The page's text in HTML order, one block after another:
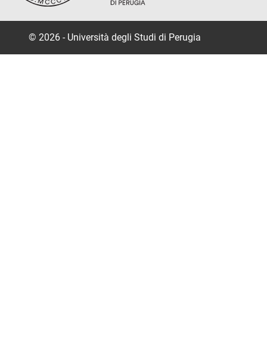
© 2026 - Università degli Studi di Perugia